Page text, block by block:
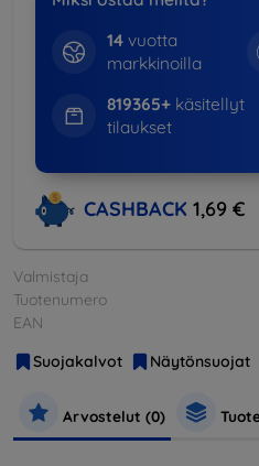
14vuotta
markkinoilla
819365+käsitellyt
tilaukset
CASHBACK 1,69 €
Valmistaja
Tuotenumero
EAN
Suojakalvot
Näytönsuojat
Arvostelut (0)